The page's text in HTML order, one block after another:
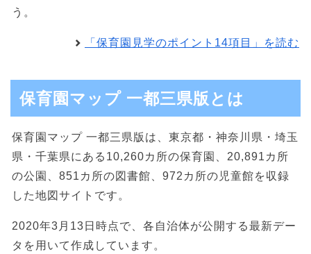
う。
「保育園見学のポイント14項目」を読む
保育園マップ 一都三県版とは
保育園マップ 一都三県版は、東京都・神奈川県・埼玉
県・千葉県にある10,260カ所の保育園、20,891カ所
の公園、851カ所の図書館、972カ所の児童館を収録
した地図サイトです。
2020年3月13日時点で、各自治体が公開する最新デー
タを用いて作成しています。